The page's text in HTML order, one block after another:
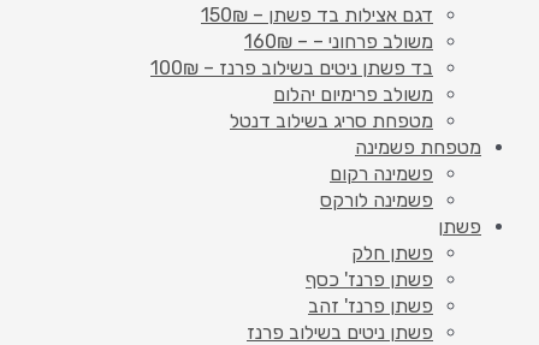
דגם אצילות בד פשתן – 150₪
משולב פרחוני – – 160₪
בד פשתן ניטים בשילוב פרנז – 100₪
משולב פרימיום יהלום
מטפחת סריג בשילוב דנטל
מטפחת פשמינה
פשמינה רקום
פשמינה לורקס
פשתן
פשתן חלק
פשתן פרנז' כסף
פשתן פרנז' זהב
פשתן ניטים בשילוב פרנז